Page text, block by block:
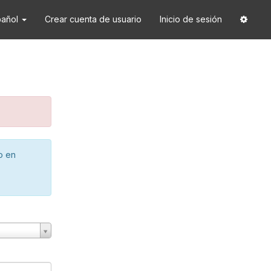
Crear cuenta de usuario Inicio de sesión
en